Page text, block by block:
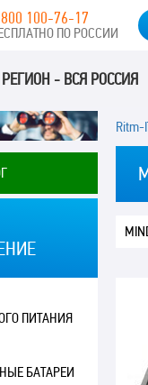
100-76-17
ПО РОССИИ
НАШ РЕГИОН - ВСЯ РОССИЯ
ПИТАНИЯ
БАТАРЕИ
Ritm-